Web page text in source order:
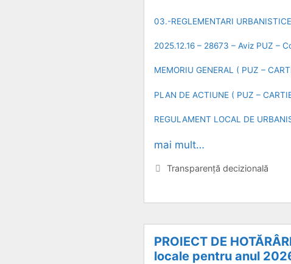
03.-REGLEMENTARI
2025.12.16 – 28673 – Aviz PUZ –
MEMORIU GENERAL ( PUZ –
PLAN DE ACTIUNE ( PUZ –
REGULAMENT LOCAL DE
mai mult…
Categorii
Transparență decizională
PROIECT DE
locale pentru anul